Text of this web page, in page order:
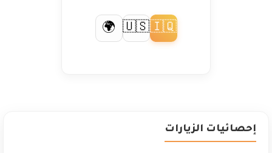
🇮🇶
🇺🇸
🌍
إحصائيات الزيارات